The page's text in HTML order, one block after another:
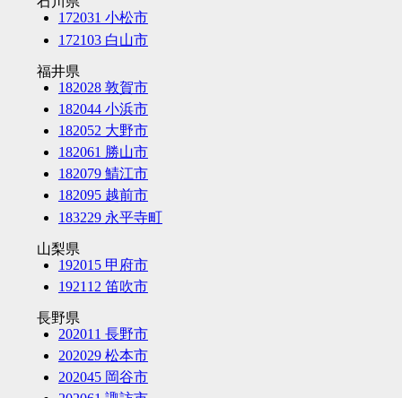
172031 小松市
172103 白山市
福井県
182028 敦賀市
182044 小浜市
182052 大野市
182061 勝山市
182079 鯖江市
182095 越前市
183229 永平寺町
山梨県
192015 甲府市
192112 笛吹市
長野県
202011 長野市
202029 松本市
202045 岡谷市